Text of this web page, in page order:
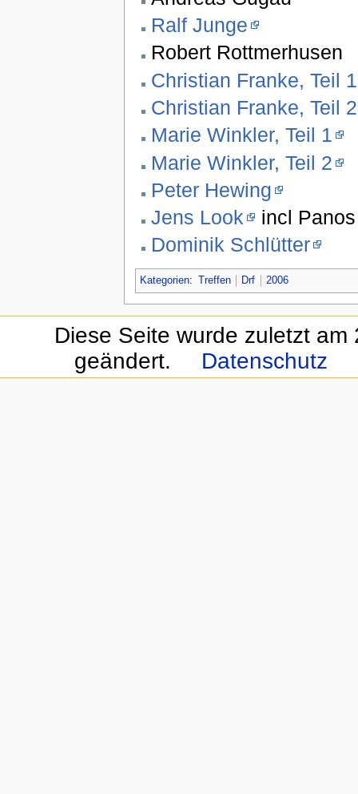
Ralf Junge
Robert Rottmerhusen
Christian Franke, Teil 1
Christian Franke, Teil 2
Marie Winkler, Teil 1
Marie Winkler, Teil 2
Peter Hewing
Jens Look
incl
Dominik Schlütter
Kategorien: Treffen Drf 2006
Diese Seite wurde zuletzt
geändert.
Datenschutz